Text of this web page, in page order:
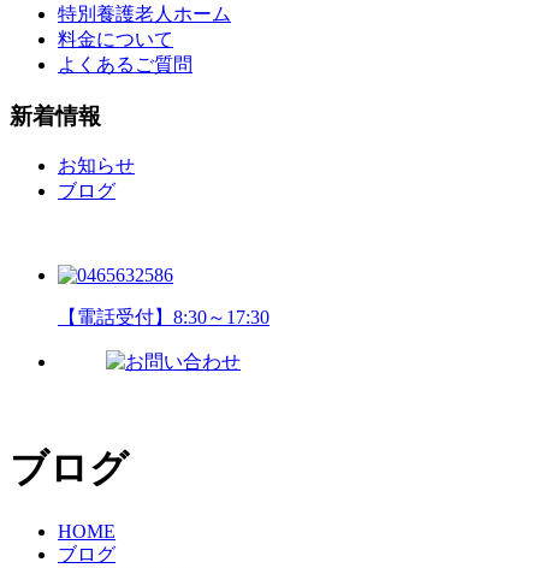
特別養護老人ホーム
料金について
よくあるご質問
新着情報
お知らせ
ブログ
【電話受付】8:30～17:30
ブログ
HOME
ブログ